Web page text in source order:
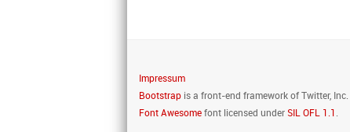
Impressum
Bootstrap is a front-end framework of Twitter,
Font Awesomefont licensed under SIL OFL 1.1